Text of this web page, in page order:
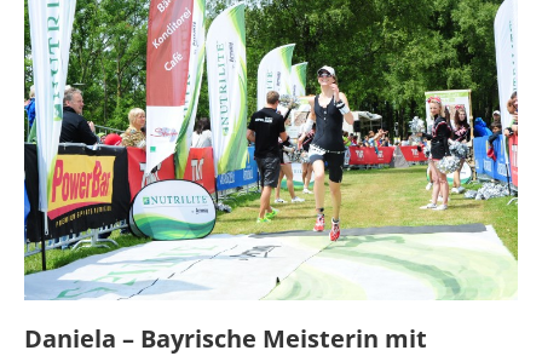
Daniela – Bayrische Meisterin mit